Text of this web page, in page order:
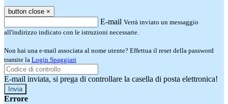
button close ×
E-mail Verrà inviato un messaggio
all'indirizzo indicato con le istruzioni necessarie.
Non hai una e-mail associata al nome utente? Effettua il reset della password
tramite la Login Spaggiari
E-mail inviata, si prega di controllare la casella di posta elettronica!
Errore